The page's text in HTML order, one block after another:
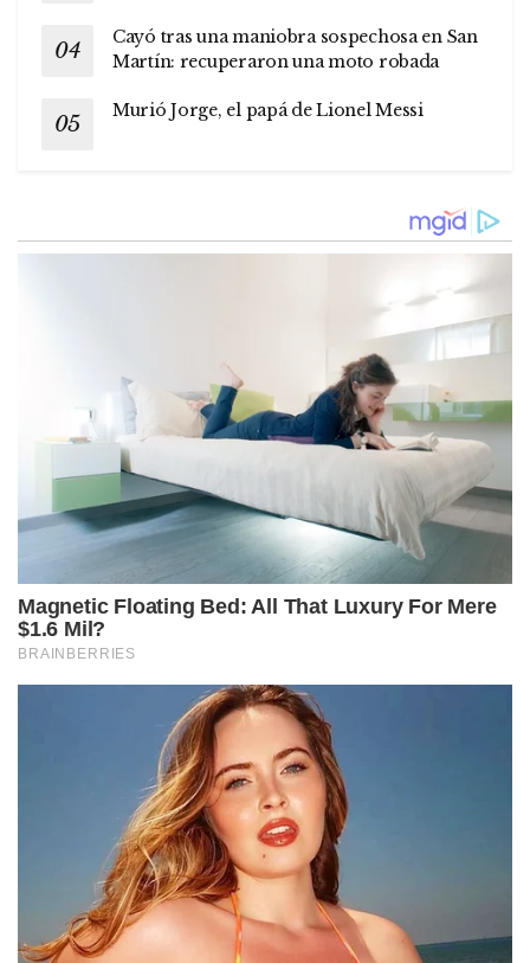
Cayó tras una maniobra sospechosa en San
Martín: recuperaron una moto robada
Murió Jorge, el papá de Lionel Messi